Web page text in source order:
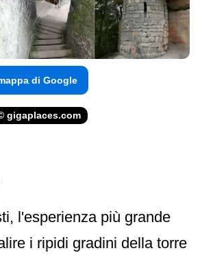
di Google
gigaplaces.com
l'esperienza più grande
i ripidi gradini della torre